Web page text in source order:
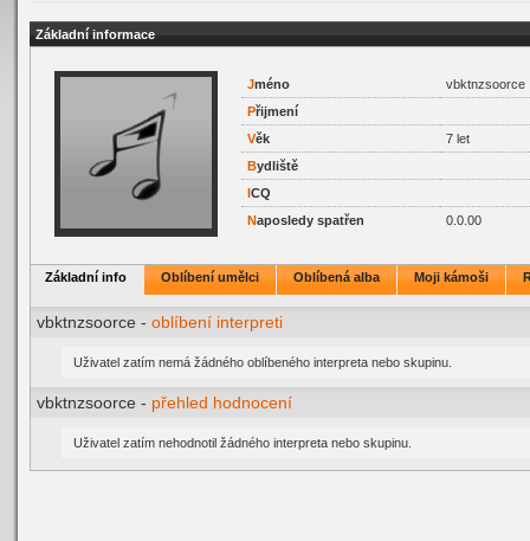
Základní informace
Jméno
vbktnzsoorce
Přijmení
Věk
7 let
Bydliště
ICQ
Naposledy spatřen 0.0.00
Základní info Oblíbení umělci Oblíbená alba Moji kámoši
vbktnzsoorce - oblíbení interpreti
Uživatel zatím nemá žádného oblíbeného interpreta nebo skupinu.
vbktnzsoorce - přehled hodnocení
Uživatel zatím nehodnotil žádného interpreta nebo skupinu.